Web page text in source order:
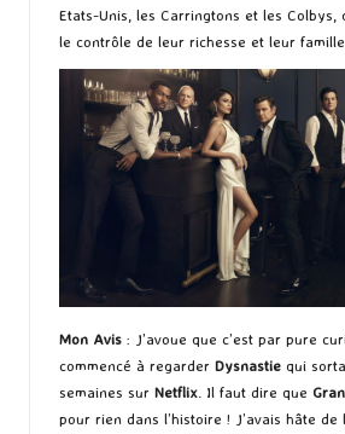
Etats-Unis, les Carringtons et les
le contrôle de leur richesse et leur
Mon Avis : J’avoue que c’est par pure
commencé à regarder Dysnastie qui
semaines sur Netflix. Il faut dire que
pour rien dans l’histoire ! J’avais hâte